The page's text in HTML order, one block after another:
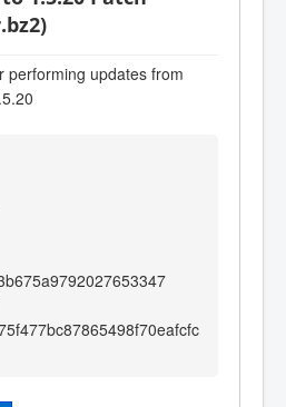
performing updates from